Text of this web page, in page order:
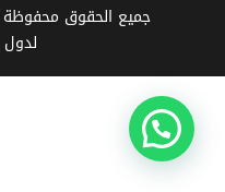
جميع الحقوق محفوظة ©
لدول